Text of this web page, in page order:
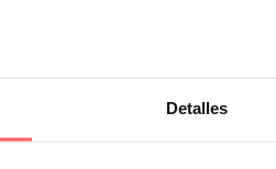
Detalles
que coordinar dos huecos
al máximo el espacio disponible y